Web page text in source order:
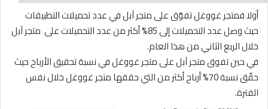
أولا فمتجر غووغل تفوّق على متجر آبل في عدد تحميلات التطبيقات
حيث وصل عدد التحميلات إلى 85% أكثر من عدد التحميلات على متجر آبل
خلال الربع الثاني من هذا العام.
في حين تفوق متجر آبل على متجر غووغل في نسبة تحقيق الأرباح حيث
حقّق نسبة 70% أرباح أكثر من التي حققها متجر غووغل خلال نفس
الفترة.